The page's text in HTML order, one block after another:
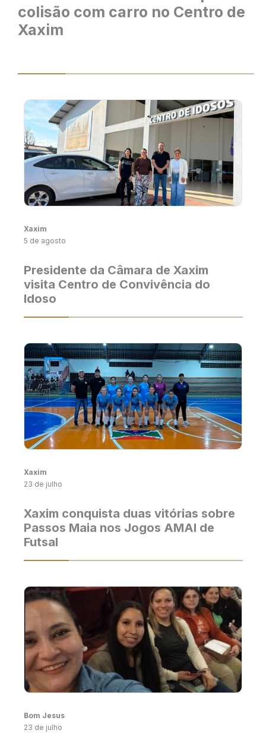
colisão com carro no Centro de
Xaxim
Xaxim
5 de agosto
Presidente da Câmara de Xaxim
visita Centro de Convivência do
Idoso
Xaxim
23 de julho
Xaxim conquista duas vitórias sobre
Passos Maia nos Jogos AMAI de
Futsal
Bom Jesus
23 de julho